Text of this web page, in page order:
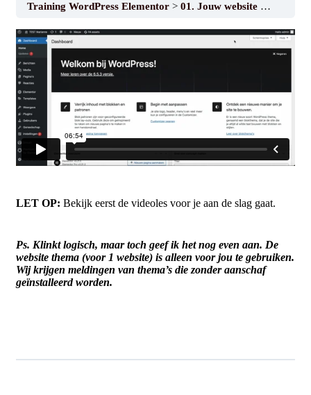
Training WordPress Elementor 01. Jouw website installeren
LET OP: Bekijk eerst de videoles voor je aan de slag gaat.
Ps. Klinkt logisch, maar toch geef ik het nog even aan. De
website thema (voor 1 website) is alleen voor jou te gebruiken.
Wij krijgen meldingen van thema’s die zonder aanschaf
geïnstalleerd worden.